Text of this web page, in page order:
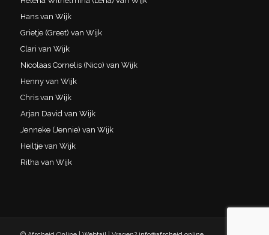
Hans van Wijk
Grietje (Greet) van Wijk
Clari van Wijk
Nicolaas Cornelis (Nico) van Wijk
Henny van Wijk
Chris van Wijk
Arjan David van Wijk
Jenneke (Jennie) van Wijk
Heiltje van Wijk
Ritha van Wijk